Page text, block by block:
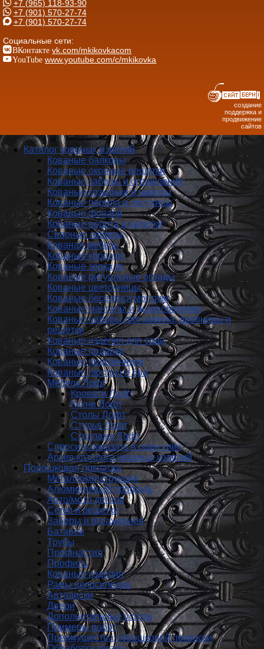
+7 (965) 118-93-90
+7 (901) 570-27-74
+7 (901) 570-27-74
Социальные сети:
ВКонтакте vk.com/mkikovkacom
YouTube www.youtube.com/c/mkikovka
создание
поддержка и
продвижение
сайтов
Каталог кованых изделий
Кованые балконы
Кованые оконные решетки
Кованые заборы и ог­ражде­ния
Кованые козырьки и навесы
Кованые перила и лестницы
Кованые фонари
Кованые ворота и калитки
Сварные заборы
Кованая мебель
Кованые кровати
Кованые зеркала
Кованые ритуальные ограды
Кованые цветочницы
Кованые беседки и мостики
Кованые мангалы и дымосборники
Кованые наборы для камина, дровницы и
решётки
Кованые изделия для сада
Кованые подарки
Кованые подсвечники
Кованые люстры и бра
Мебель Лофт
Кровати Лофт
Кухни Лофт
Столы Лофт
Стулья Лофт
Стеллажи Лофт
Спросить/заказать в один клик
Архив каталога кованых изделий
Порошковая покраска
Металлоконструкции
Алюминиевый профиль
Авто/мото детали
Сетки и решетки
Заборы и ограждения
Батареи
Трубы
Профнастил
Профиль
Кованые изделия
Рамы велосипедов
Автодиски
Двери
Дополнительные услуги
Примеры работ
Преимущества порошковой покраски